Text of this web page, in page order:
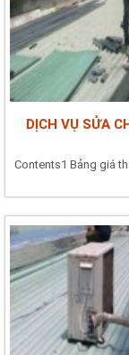
DỊCH VỤ SỬA
Contents1 Bảng giá